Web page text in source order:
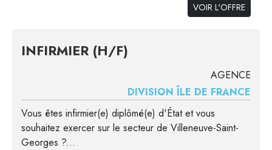
VOIR L'OFFRE
INFIRMIER (H/F)
AGENCE
DIVISION ÎLE DE FRANCE
Vous êtes infirmier(e) diplômé(e) d'État et vous
souhaitez exercer sur le secteur de Villeneuve-Saint-
Georges ?...